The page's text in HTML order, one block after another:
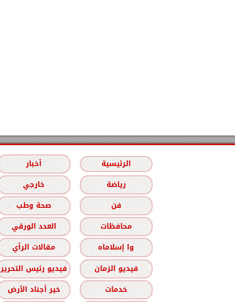
الرئيسية أخبار
رياضة
خارجي
فن
صحة وطب
محافظات
العدد الورقي
وا إسلاماه
مقالات الرأي
فيديو الزمان
فيديو رئيس التحرير
خدمات
خير أجناد الأرض